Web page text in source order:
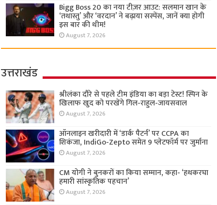
Bigg Boss 20 का नया टीज़र आउट: सलमान खान के
‘तथास्तु’ और ‘वरदान’ ने बढ़ाया सस्पेंस, जानें क्या होगी
इस बार की थीम!
August 7, 2026
उत्तराखंड
श्रीलंका दौरे से पहले टीम इंडिया का बड़ा टेस्ट! स्पिन के
खिलाफ खुद को परखेंगे गिल-राहुल-जायसवाल
August 7, 2026
ऑनलाइन खरीदारी में ‘डार्क पैटर्न’ पर CCPA का
शिकंजा, IndiGo-Zepto समेत 9 प्लेटफॉर्म पर जुर्माना
August 7, 2026
CM योगी ने बुनकरों का किया सम्मान, कहा- ‘हथकरघा
हमारी सांस्कृतिक पहचान’
August 7, 2026